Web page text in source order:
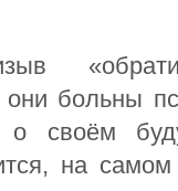
они больны
о своём
на